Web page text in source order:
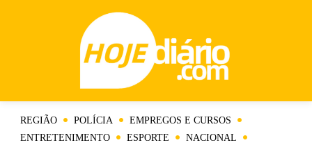
REGIÃO POLÍCIA
EMPREGOS E CURSOS
ENTRETENIMENTO
ESPORTE
NACIONAL